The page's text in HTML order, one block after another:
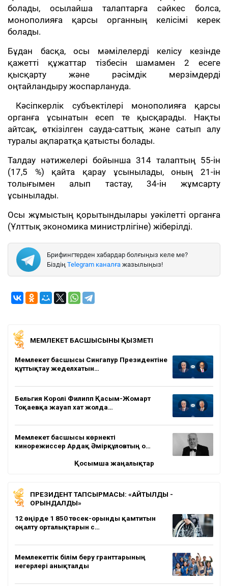
болады, осылайша талаптарға сәйкес болса,
монополияға қарсы органның келісімі керек
болады.
Бұдан басқа, осы мәмілелерді келісу кезінде
қажетті құжаттар тізбесін шамамен 2 есеге
қысқарту және рәсімдік мерзімдерді
оңтайландыру жоспарлануда.
Кәсіпкерлік субъектілері монополияға қарсы
органға ұсынатын есеп те қысқарады. Нақты
айтсақ, өткізілген сауда-саттық және сатып алу
туралы ақпаратқа қатысты болады.
Талдау нәтижелері бойынша 314 талаптың 55-ін
(17,5 %) қайта қарау ұсынылады, оның 21-ін
толығымен алып тастау, 34-ін жұмсарту
ұсынылады.
Осы жұмыстың қорытындылары уәкілетті органға
(Ұлттық экономика министрлігіне) жіберілді.
Брифингтерден хабардар болғыңыз келе ме?
Біздің Telegram каналға жазылыңыз!
МЕМЛЕКЕТ БАСШЫСЫНЫҢ ҚЫЗМЕТІ
Мемлекет басшысы Сингапур Президентіне
құттықтау жеделхатын…
Бельгия Королі Филипп Қасым-Жомарт
Тоқаевқа жауап хат жолда…
Мемлекет басшысы көрнекті
кинорежиссер Ардақ Әмірқұловтың о…
Қосымша жаңалықтар
ПРЕЗИДЕНТ ТАПСЫРМАСЫ: «АЙТЫЛДЫ -
ОРЫНДАЛДЫ»
12 өңірде 1 850 төсек-орынды қамтитын
оңалту орталықтарын с…
Мемлекеттік білім беру гранттарының
иегерлері анықталды